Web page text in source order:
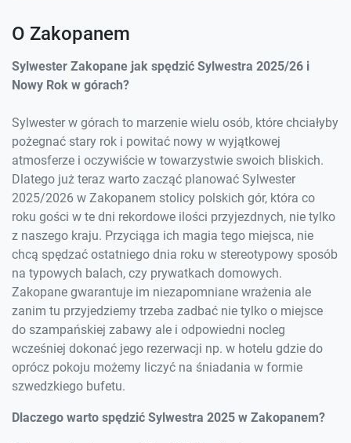
O Zakopanem
Sylwester Zakopane jak spędzić Sylwestra 2025/26 i
Nowy Rok w górach?
Sylwester w górach to marzenie wielu osób, które chciałyby
pożegnać stary rok i powitać nowy w wyjątkowej
atmosferze i oczywiście w towarzystwie swoich bliskich.
Dlatego już teraz warto zacząć planować Sylwester
2025/2026 w Zakopanem stolicy polskich gór, która co
roku gości w te dni rekordowe ilości przyjezdnych, nie tylko
z naszego kraju. Przyciąga ich magia tego miejsca, nie
chcą spędzać ostatniego dnia roku w stereotypowy sposób
na typowych balach, czy prywatkach domowych.
Zakopane gwarantuje im niezapomniane wrażenia ale
zanim tu przyjedziemy trzeba zadbać nie tylko o miejsce
do szampańskiej zabawy ale i odpowiedni nocleg
wcześniej dokonać jego rezerwacji np. w hotelu gdzie do
oprócz pokoju możemy liczyć na śniadania w formie
szwedzkiego bufetu.
Dlaczego warto spędzić Sylwestra 2025 w Zakopanem?